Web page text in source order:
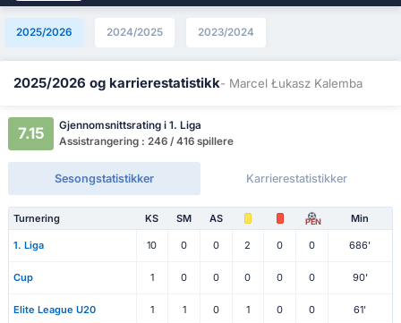
2025/2026 2024/2025 2023/2024
2025/2026 og karrierestatistikk- Marcel Łukasz Kalemba
7.15
Gjennomsnittsrating i 1. Liga
Assistrangering : 246 / 416 spillere
Sesongstatistikker Karrierestatistikker
Turnering KS SM AS PEN Min
1. Liga 10 0 0 2 0 0 686'
Cup 1 0 0 0 0 0 90'
Elite League U20 1 1 0 1 0 0 61'